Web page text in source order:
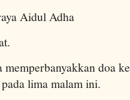
Aidul Adha
doa
lima malam ini.